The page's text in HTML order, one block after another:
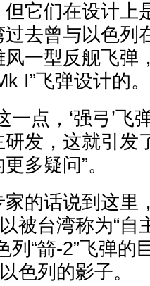
它们在设计上
过去曾与以色列
一型反舰飞弹
I”飞弹设计的。
一点，‘强弓’飞
发，这就引发
多疑问”。
的话说到这里
被台湾称为“自
列“箭-2”飞弹的
色列的影子。